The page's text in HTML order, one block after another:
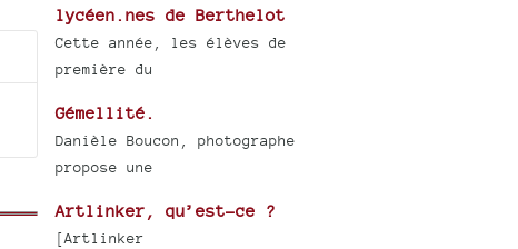
lycéen.nes de Berthelot
Cette année, les élèves de
première du
Gémellité.
Danièle Boucon, photographe
propose une
Artlinker, qu’est-ce ?
[Artlinker